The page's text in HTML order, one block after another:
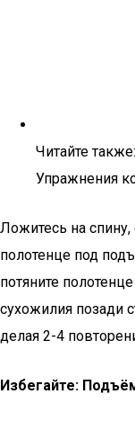
Читайте также:
Упражнения
Ложитесь на спину,
полотенце под
потяните
сухожилия позади
делая 2-4
Избегайте: